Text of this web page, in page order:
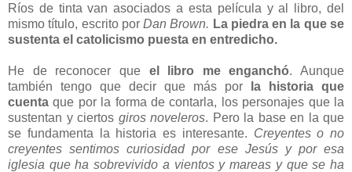
Ríos de tinta van asociados a esta película y al libro, del
mismo título, escrito porDan Brown. La piedra en la que se
sustenta el catolicismo puesta en entredicho.
He de reconocer que el libro me enganchó. Aunque
también tengo que decir que más por
la historia que
cuenta que por la forma de contarla, los personajes que la
sustentan y ciertos giros noveleros. Pero la base en la que
se fundamenta la historia es interesante. Creyentes o no
creyentes sentimos curiosidad por ese Jesús y por esa
iglesia que ha sobrevivido a vientos y mareas y que se ha